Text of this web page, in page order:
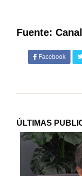
Fuente:
Facebook
ÚLTIMAS